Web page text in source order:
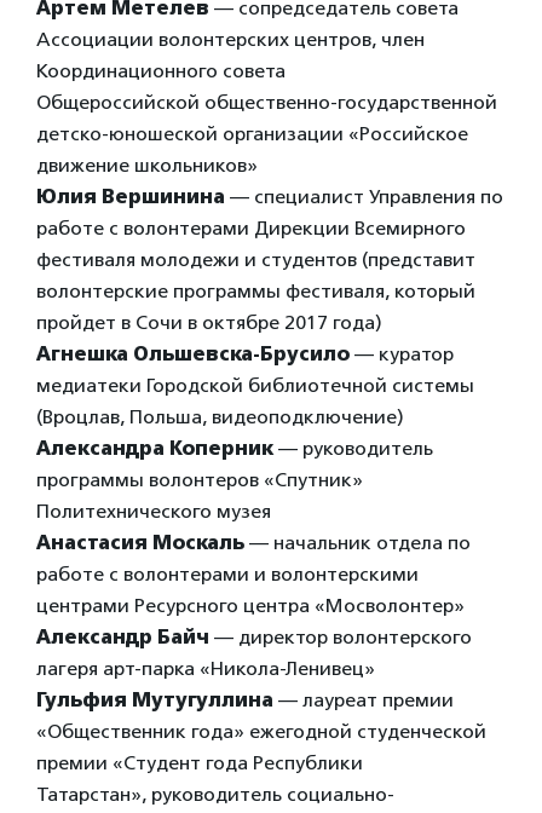
Артем Метелев — сопредседатель совета
Ассоциации волонтерских центров, член
Координационного совета
Общероссийской общественно-государственной
детско-юношеской организации «Российское
движение школьников»
Юлия Вершинина — специалист Управления по
работе с волонтерами Дирекции Всемирного
фестиваля молодежи и студентов (представит
волонтерские программы фестиваля, который
пройдет в Сочи в октябре 2017 года)
Агнешка Ольшевска-Брусило — куратор
медиатеки Городской библиотечной системы
(Вроцлав, Польша, видеоподключение)
Александра Коперник— руководитель
программы волонтеров «Спутник»
Политехнического музея
Анастасия Москаль — начальник отдела по
работе с волонтерами и волонтерскими
центрами Ресурсного центра «Мосволонтер»
Александр Байч — директор волонтерского
лагеря арт-парка «Никола-Ленивец»
Гульфия Мутугуллина — лауреат премии
«Общественник года» ежегодной студенческой
премии «Студент года Республики
Татарстан», руководитель социально-